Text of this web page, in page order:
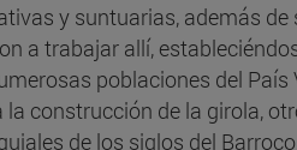
y suntuarias, además
a trabajar allí,
poblaciones del
construcción de la girola,
de los siglos del